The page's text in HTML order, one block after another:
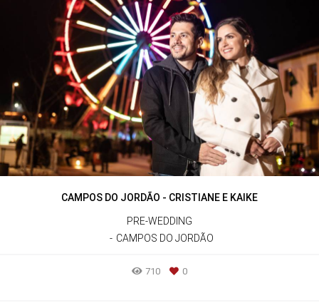
CAMPOS DO JORDÃO - CRISTIANE E KAIKE
PRE-WEDDING
CAMPOS DO JORDÃO
710 0